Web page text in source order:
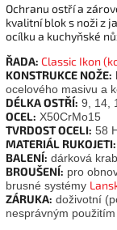
Ochranu ostří a
kvalitní blok s noži z
ocílku a kuchyňské
ŘADA: Classic Ikon
KONSTRUKCE NOŽE:
ocelového masivu a
DÉLKA OSTŘÍ: 9, 14,
OCEL: X50CrMo15
TVRDOST OCELI: 58
MATERIÁL RUKOJETI:
BALENÍ: dárková
BROUŠENÍ: pro
brusné systémy
ZÁRUKA: doživotní
nesprávným